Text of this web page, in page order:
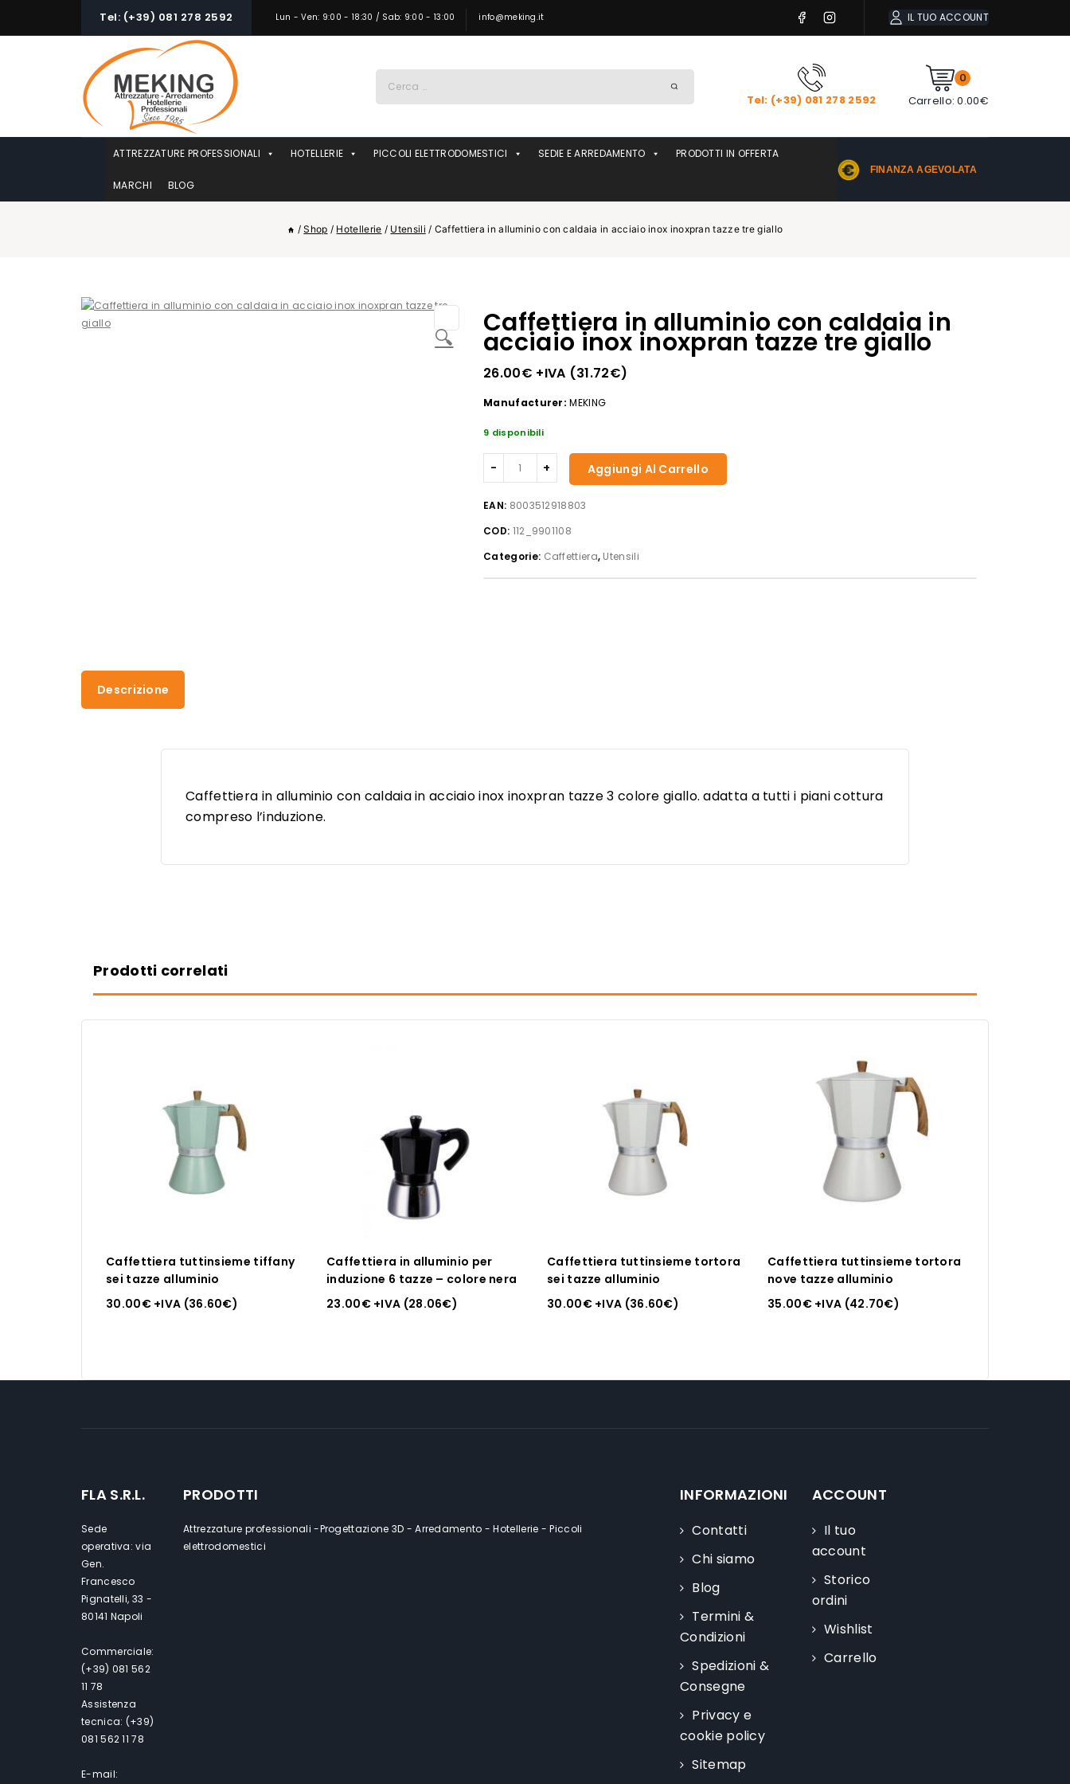
Tel: (+39) 081 278 2592 Lun - Ven: 9:00 - 18:30 / Sab: 9:00 - 13:00 info@meking.it IL TUO ACCOUNT
per:
Tel: (+39) 081 278 2592
0
Carrello: 0.00€
ATTREZZATURE PROFESSIONALI HOTELLERIE PICCOLI ELETTRODOMESTICI SEDIE E ARREDAMENTO PRODOTTI IN OFFERTA
MARCHI BLOG
FINANZA AGEVOLATA
/ Shop / Hotellerie / Utensili / Caffettiera in alluminio con caldaia in acciaio inox inoxpran tazze tre giallo
🔍 Caffettiera in alluminio con caldaia in
acciaio inox inoxpran tazze tre giallo
26.00€ +IVA (31.72€)
Manufacturer: MEKING
9 disponibili
Caffettiera
in
caldaia
acciaio
Aggiungi Al Carrello
EAN: 8003512918803
COD: 112_9901108
Categorie: Caffettiera, Utensili
Descrizione
Caffettiera in alluminio con caldaia in acciaio inox inoxpran tazze 3 colore giallo. adatta a tutti i piani cottura
compreso l’induzione.
Prodotti correlati
Caffettiera tuttinsieme tiffany
sei tazze alluminio
30.00€+IVA (36.60€)
Caffettiera in alluminio per
induzione 6 tazze – colore nera
23.00€+IVA (28.06€)
Caffettiera tuttinsieme tortora
sei tazze alluminio
30.00€+IVA (36.60€)
Caffettiera tuttinsieme tortora
nove tazze alluminio
35.00€+IVA (42.70€)
FLA S.R.L.
Sede
operativa: via
Gen.
Francesco
Pignatelli, 33 -
80141 Napoli
Commerciale:
(+39) 081 562
11 78
Assistenza
tecnica: (+39)
081 562 11 78
E-mail:
PRODOTTI
Attrezzature professionali -Progettazione 3D - Arredamento - Hotellerie - Piccoli
elettrodomestici
INFORMAZIONI
Contatti
Chi siamo
Blog
Termini &
Condizioni
Spedizioni &
Consegne
Privacy e
cookiepolicy
Sitemap
ACCOUNT
Il tuo
account
Storico
ordini
Wishlist
Carrello